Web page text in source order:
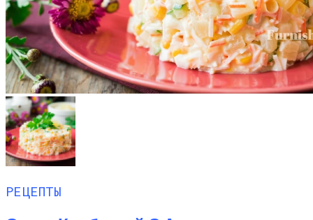
РЕЦЕПТЫ